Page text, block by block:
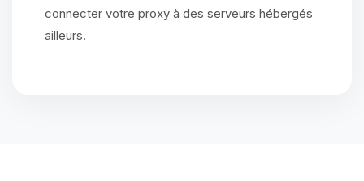
connecter votre proxy à des serveurs hébergés
ailleurs.